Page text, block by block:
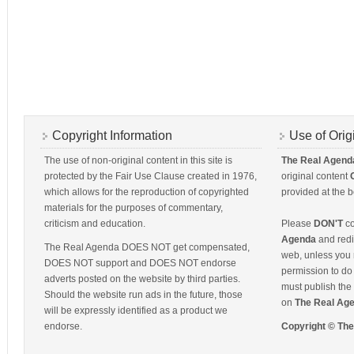
Copyright Information
The use of non-original content in this site is
protected by the Fair Use Clause created in 1976,
which allows for the reproduction of copyrighted
materials for the purposes of commentary,
criticism and education.
The Real Agenda DOES NOT get compensated,
DOES NOT support and DOES NOT endorse
adverts posted on the website by third parties.
Should the website run ads in the future, those
will be expressly identified as a product we
endorse.
Use of
The Real
original content
provided at the
Please DON'T
Agenda and
web, unless you
permission to
must publish
on The Real
Copyright ©